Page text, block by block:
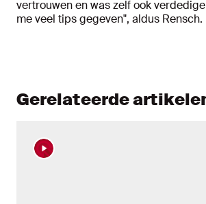
vertrouwen en was zelf ook
me veel tips gegeven", aldus Rensch.
Gerelateerde